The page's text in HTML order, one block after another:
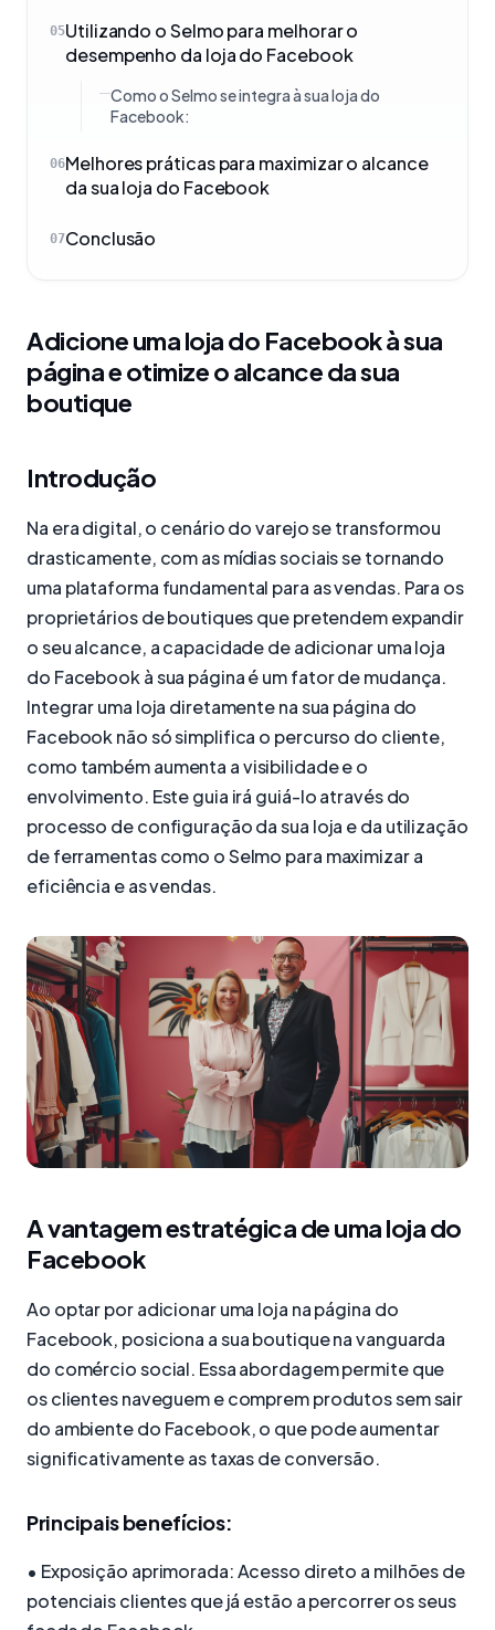
05Utilizando o Selmo para melhorar o
desempenho da loja do Facebook
Como o Selmo se integra à sua loja do
Facebook:
06Melhores práticas para maximizar o alcance
da sua loja do Facebook
07Conclusão
Adicione uma loja do Facebook à sua
página e otimize o alcance da sua
boutique
Introdução
Na era digital, o cenário do varejo se transformou
drasticamente, com as mídias sociais se tornando
uma plataforma fundamental para as vendas. Para os
proprietários de boutiques que pretendem expandir
o seu alcance, a capacidade de adicionar uma loja
do Facebook à sua página é um fator de mudança.
Integrar uma loja diretamente na sua página do
Facebook não só simplifica o percurso do cliente,
como também aumenta a visibilidade e o
envolvimento. Este guia irá guiá-lo através do
processo de configuração da sua loja e da utilização
de ferramentas como o Selmo para maximizar a
eficiência e as vendas.
A vantagem estratégica de uma loja do
Facebook
Ao optar por adicionar uma loja na página do
Facebook, posiciona a sua boutique na vanguarda
do comércio social. Essa abordagem permite que
os clientes naveguem e comprem produtos sem sair
do ambiente do Facebook, o que pode aumentar
significativamente as taxas de conversão.
Principais benefícios:
• Exposição aprimorada: Acesso direto a milhões de
potenciais clientes que já estão a percorrer os seus